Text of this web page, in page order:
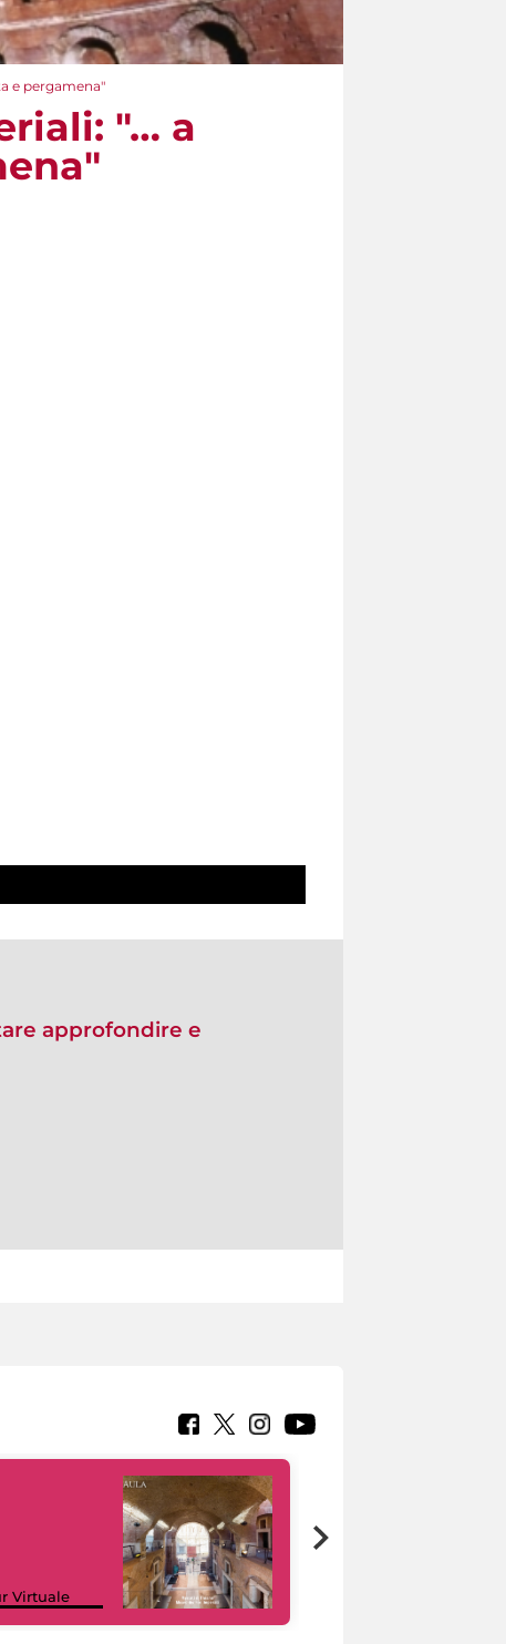
e pergamena"
"… a
approfondire e
Virtuale